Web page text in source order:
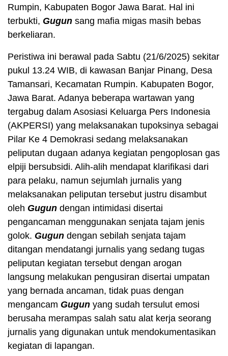
Rumpin, Kabupaten Bogor Jawa Barat. Hal ini
terbukti, Gugun sang mafia migas masih bebas
berkeliaran.
Peristiwa ini berawal pada Sabtu (21/6/2025) sekitar
pukul 13.24 WIB, di kawasan Banjar Pinang, Desa
Tamansari, Kecamatan Rumpin. Kabupaten Bogor,
Jawa Barat. Adanya beberapa wartawan yang
tergabug dalam Asosiasi Keluarga Pers Indonesia
(AKPERSI) yang melaksanakan tupoksinya sebagai
Pilar Ke 4 Demokrasi sedang melaksanakan
peliputan dugaan adanya kegiatan pengoplosan gas
elpiji bersubsidi. Alih-alih mendapat klarifikasi dari
para pelaku, namun sejumlah jurnalis yang
melaksanakan peliputan tersebut justru disambut
oleh Gugun dengan intimidasi disertai
pengancaman menggunakan senjata tajam jenis
golok. Gugun dengan sebilah senjata tajam
ditangan mendatangi jurnalis yang sedang tugas
peliputan kegiatan tersebut dengan arogan
langsung melakukan pengusiran disertai umpatan
yang bernada ancaman, tidak puas dengan
mengancam Gugun yang sudah tersulut emosi
berusaha merampas salah satu alat kerja seorang
jurnalis yang digunakan untuk mendokumentasikan
kegiatan di lapangan.